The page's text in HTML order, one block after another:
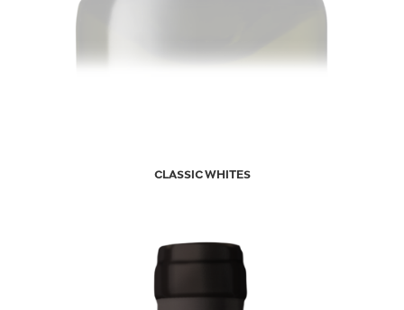
CLASSIC WHITES